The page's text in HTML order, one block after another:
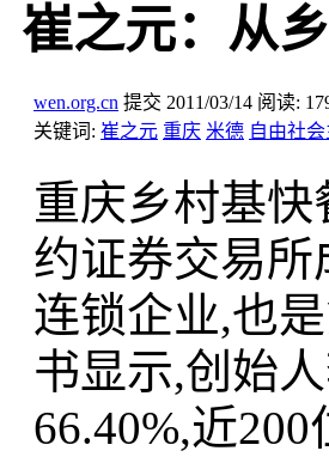
崔之元：从
wen.org.cn 提交 2011/03/14 阅读:
关键词: 崔之元 重庆 米德 自由社会
重庆乡村基快
约证券交易
连锁企业,也
书显示,创始
66.40%,近